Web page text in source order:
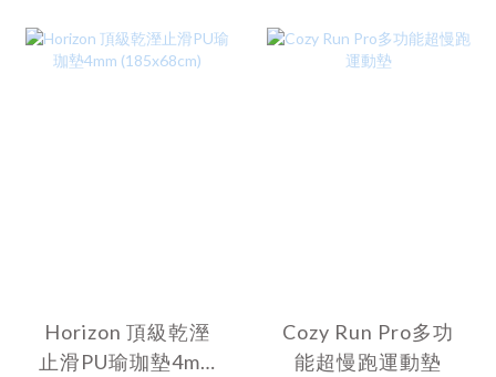
Horizon 頂級乾溼
止滑PU瑜珈墊4mm
Cozy Run Pro多功
能超慢跑運動墊